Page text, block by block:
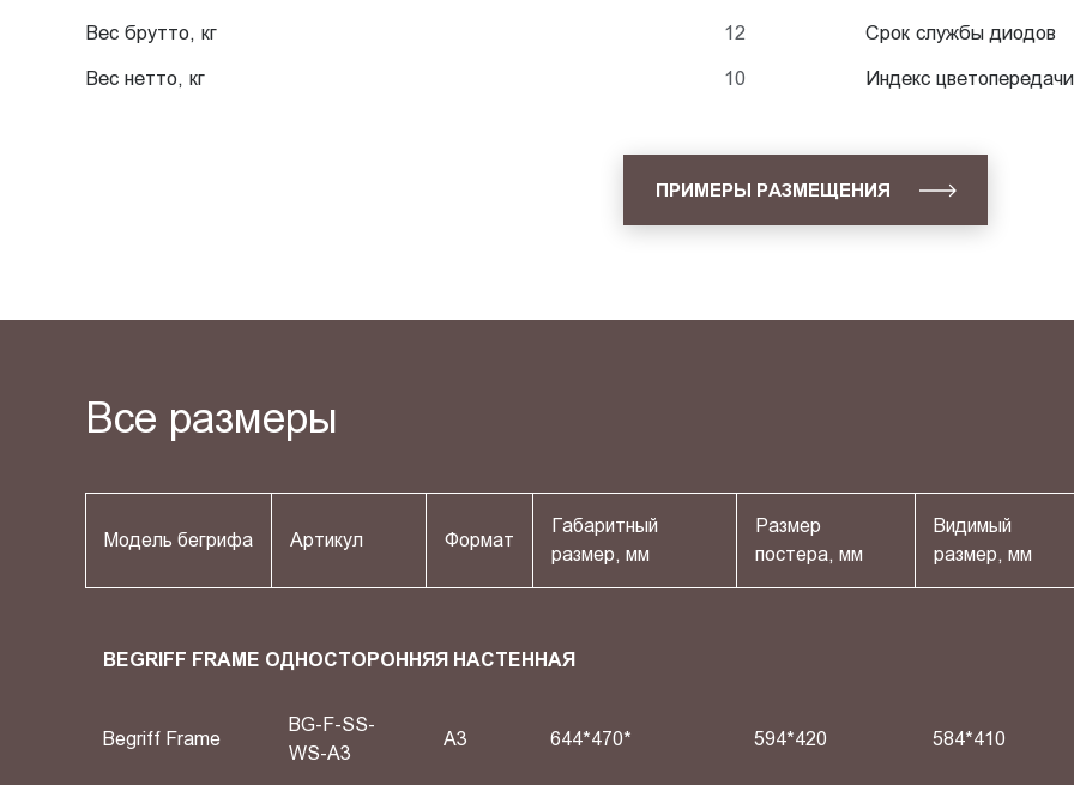
Вес брутто, кг 12
Вес нетто, кг 10
Срок службы диодов
Индекс цветопередачи
ПРИМЕРЫ РАЗМЕЩЕНИЯ
Все размеры
Модель бегрифа Артикул Формат
Габаритный
размер, мм
Размер
постера, мм
Видимый
размер, мм
BEGRIFF FRAME ОДНОСТОРОННЯЯ НАСТЕННАЯ
Begriff Frame
BG-F-SS-
WS-A3
A3 644*470* 594*420 584*410